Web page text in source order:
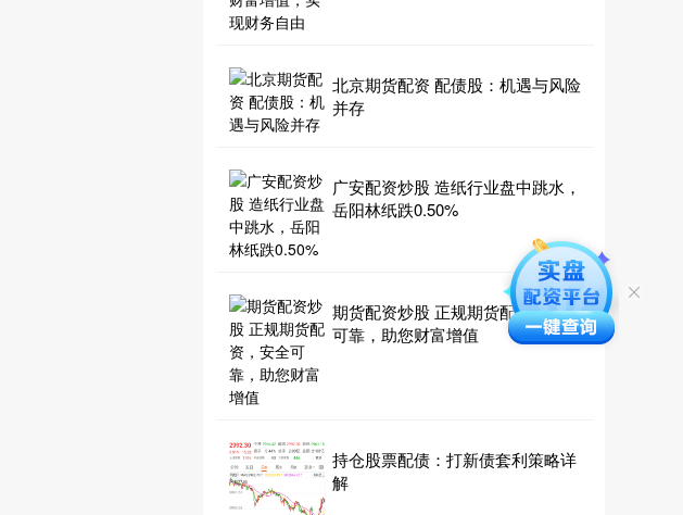
北京期货配资 配债股：机遇与风险
并存
广安配资炒股 造纸行业盘中跳水，
岳阳林纸跌0.50%
期货配资炒股 正规期货配资，安全
可靠，助您财富增值
持仓股票配债：打新债套利策略详
解